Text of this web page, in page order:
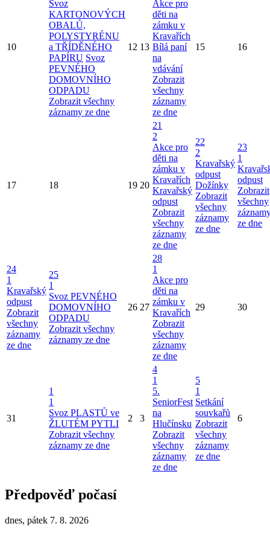
10
Svoz
KARTONOVÝCH
OBALŮ,
POLYSTYRÉNU
a TŘÍDĚNÉHO
PAPÍRU Svoz
PEVNÉHO
DOMOVNÍHO
ODPADU
Zobrazit všechny
záznamy ze dne
12 13
Akce pro
děti na
zámku v
Kravařích
Bílá paní
na
vdávání
Zobrazit
všechny
záznamy
ze dne
15 16
17 18 19 20
21
2
Akce pro
děti na
zámku v
Kravařích
Kravařský
odpust
Zobrazit
všechny
záznamy
ze dne
22
2
Kravařský
odpust
Dožínky
Zobrazit
všechny
záznamy
ze dne
23
1
odpust
Zobrazit
všechny
ze dne
24
1
Kravařský
odpust
Zobrazit
všechny
záznamy
ze dne
25
1
Svoz PEVNÉHO
DOMOVNÍHO
ODPADU
Zobrazit všechny
záznamy ze dne
26 27
28
1
Akce pro
děti na
zámku v
Kravařích
Zobrazit
všechny
záznamy
ze dne
29 30
31
1
1
Svoz PLASTŮ ve
ŽLUTÉM PYTLI
Zobrazit všechny
záznamy ze dne
2 3
4
1
5.
SeniorFest
na
Hlučínsku
Zobrazit
všechny
záznamy
ze dne
5
1
Setkání
souvkařů
Zobrazit
všechny
záznamy
ze dne
6
Předpověď počasí
dnes, pátek 7. 8. 2026